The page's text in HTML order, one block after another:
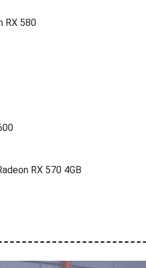
RX 580
RX 570 4GB